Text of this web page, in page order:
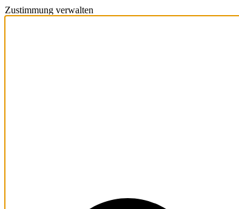
Zustimmung verwalten